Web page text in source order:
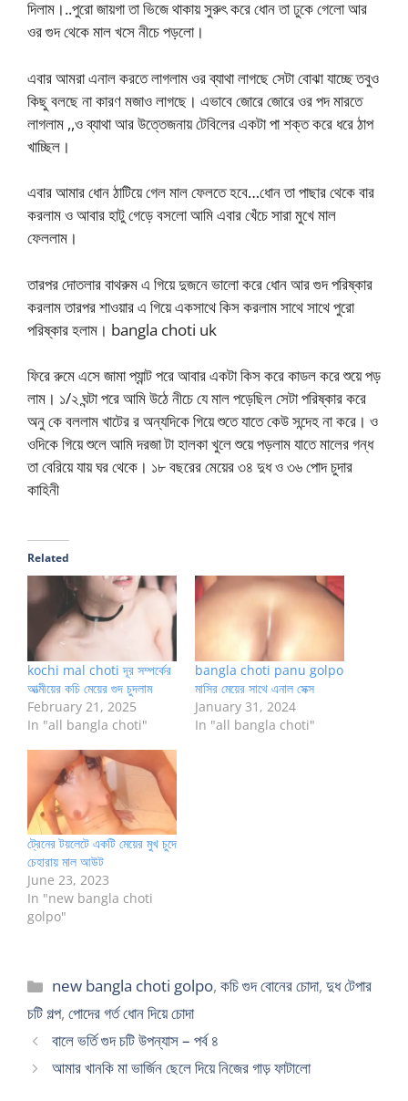
দিলাম।..পুরো জায়গা তা ভিজে থাকায় সুরুৎ করে ধোন তা ঢুকে গেলো আর
ওর গুদ থেকে মাল খসে নীচে পড়লো।
এবার আমরা এনাল করতে লাগলাম ওর ব্যাথা লাগছে সেটা বোঝা যাচ্ছে তবুও
কিছু বলছে না কারণ মজাও লাগছে। এভাবে জোরে জোরে ওর পদ মারতে
লাগলাম ,,ও ব্যাথা আর উত্তেজনায় টেবিলের একটা পা শক্ত করে ধরে ঠাপ
খাচ্ছিল।
এবার আমার ধোন ঠাটিয়ে গেল মাল ফেলতে হবে…ধোন তা পাছার থেকে বার
করলাম ও আবার হাটু গেড়ে বসলো আমি এবার খেঁচে সারা মুখে মাল
ফেললাম।
তারপর দোতলার বাথরুম এ গিয়ে দুজনে ভালো করে ধোন আর গুদ পরিষ্কার
করলাম তারপর শাওয়ার এ গিয়ে একসাথে কিস করলাম সাথে সাথে পুরো
পরিষ্কার হলাম। bangla choti uk
ফিরে রুমে এসে জামা প্যান্ট পরে আবার একটা কিস করে কাডল করে শুয়ে পড়
লাম। ১/২ ঘন্টা পরে আমি উঠে নীচে যে মাল পড়েছিল সেটা পরিষ্কার করে
অনু কে বললাম খাটের র অন্যদিকে গিয়ে শুতে যাতে কেউ সন্দেহ না করে। ও
ওদিকে গিয়ে শুলে আমি দরজা টা হালকা খুলে শুয়ে পড়লাম যাতে মালের গন্ধ
তা বেরিয়ে যায় ঘর থেকে। ১৮ বছরের মেয়ের ৩৪ দুধ ও ৩৬ পোদ চুদার
কাহিনী
Related
kochi mal choti দূর সম্পর্কের
আত্মীয়ের কচি মেয়ের গুদ চুদলাম
February 21, 2025
In "all bangla choti"
bangla choti panu golpo
মাসির মেয়ের সাথে এনাল সেক্স
January 31, 2024
In "all bangla choti"
ট্রেনের টয়লেটে একটি মেয়ের মুখ চুদে
চেহারায় মাল আউট
June 23, 2023
In "new bangla choti
golpo"
Categories
new bangla choti golpo,কচি গুদ বোনের চোদা,দুধ টেপার
চটি গল্প, পোদের গর্ত ধোন দিয়ে চোদা
বালে ভর্তি গুদ চটি উপন্যাস – পর্ব ৪
আমার খানকি মা ভার্জিন ছেলে দিয়ে নিজের গাড় ফাটালো